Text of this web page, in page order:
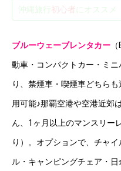
沖縄旅行 初心者 にオススメ
ブルーウェーブレンタカー
動車・コンパクトカー・ミ
り、禁煙車・喫煙車どちら
用可能♪那覇空港や空港近郊
ん、1ヶ月以上のマンスリ
り）。オプションで、チャ
ル・キャンピングチェア・日